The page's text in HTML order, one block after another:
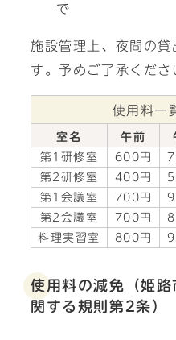
で
施設管理上、夜間の
す。予めご了承くださ
使用料一
室名 午前
第1研修室
600円
第2研修室
400円
第1会議室
700円
第2会議室
700円
料理実習室
800円
使用料の減免（姫
関する規則第2条）